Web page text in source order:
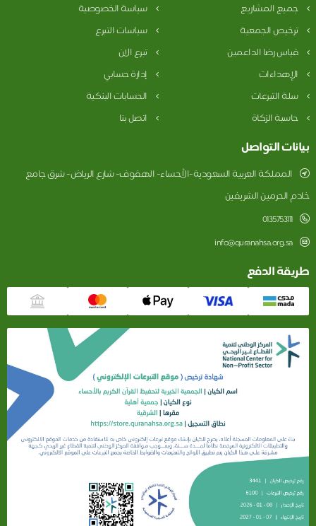
جميع المشاريع
سياسة الخصوصية
ترخيص الجمعية
سياسات التبرع
قياس رضا الداعمين
تبرع الان
الإهداءات
إدارة حسابي
سلة التبرعات
الحسابات البنكية
حاسبة الزكاة
اتصل بنا
التواصل
المملكة العربية السعودية-الأحساء- الهفوف- شارع الرياض- شرق جامع
الحرمين الشريفين
0135753111
info@quranahsa.org.sa
الدفع